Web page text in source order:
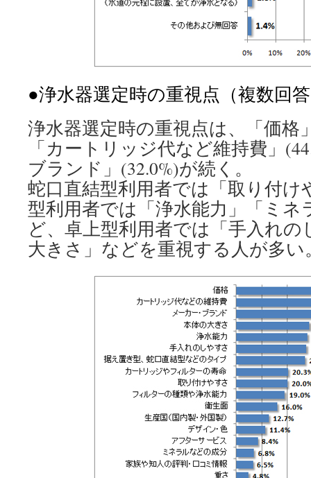
●浄水器選定時の重視点（複数回
浄水器選定時の重視点は、「価格
「カートリッジ代など維持費」
ブランド」(32.0%)が続く。
蛇口直結型利用者では「取り付け
型利用者では「浄水能力」「ミネ
ど、卓上型利用者では「手入れ
大きさ」などを重視する人が多い